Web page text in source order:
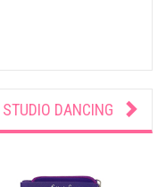
STUDIO DANCING